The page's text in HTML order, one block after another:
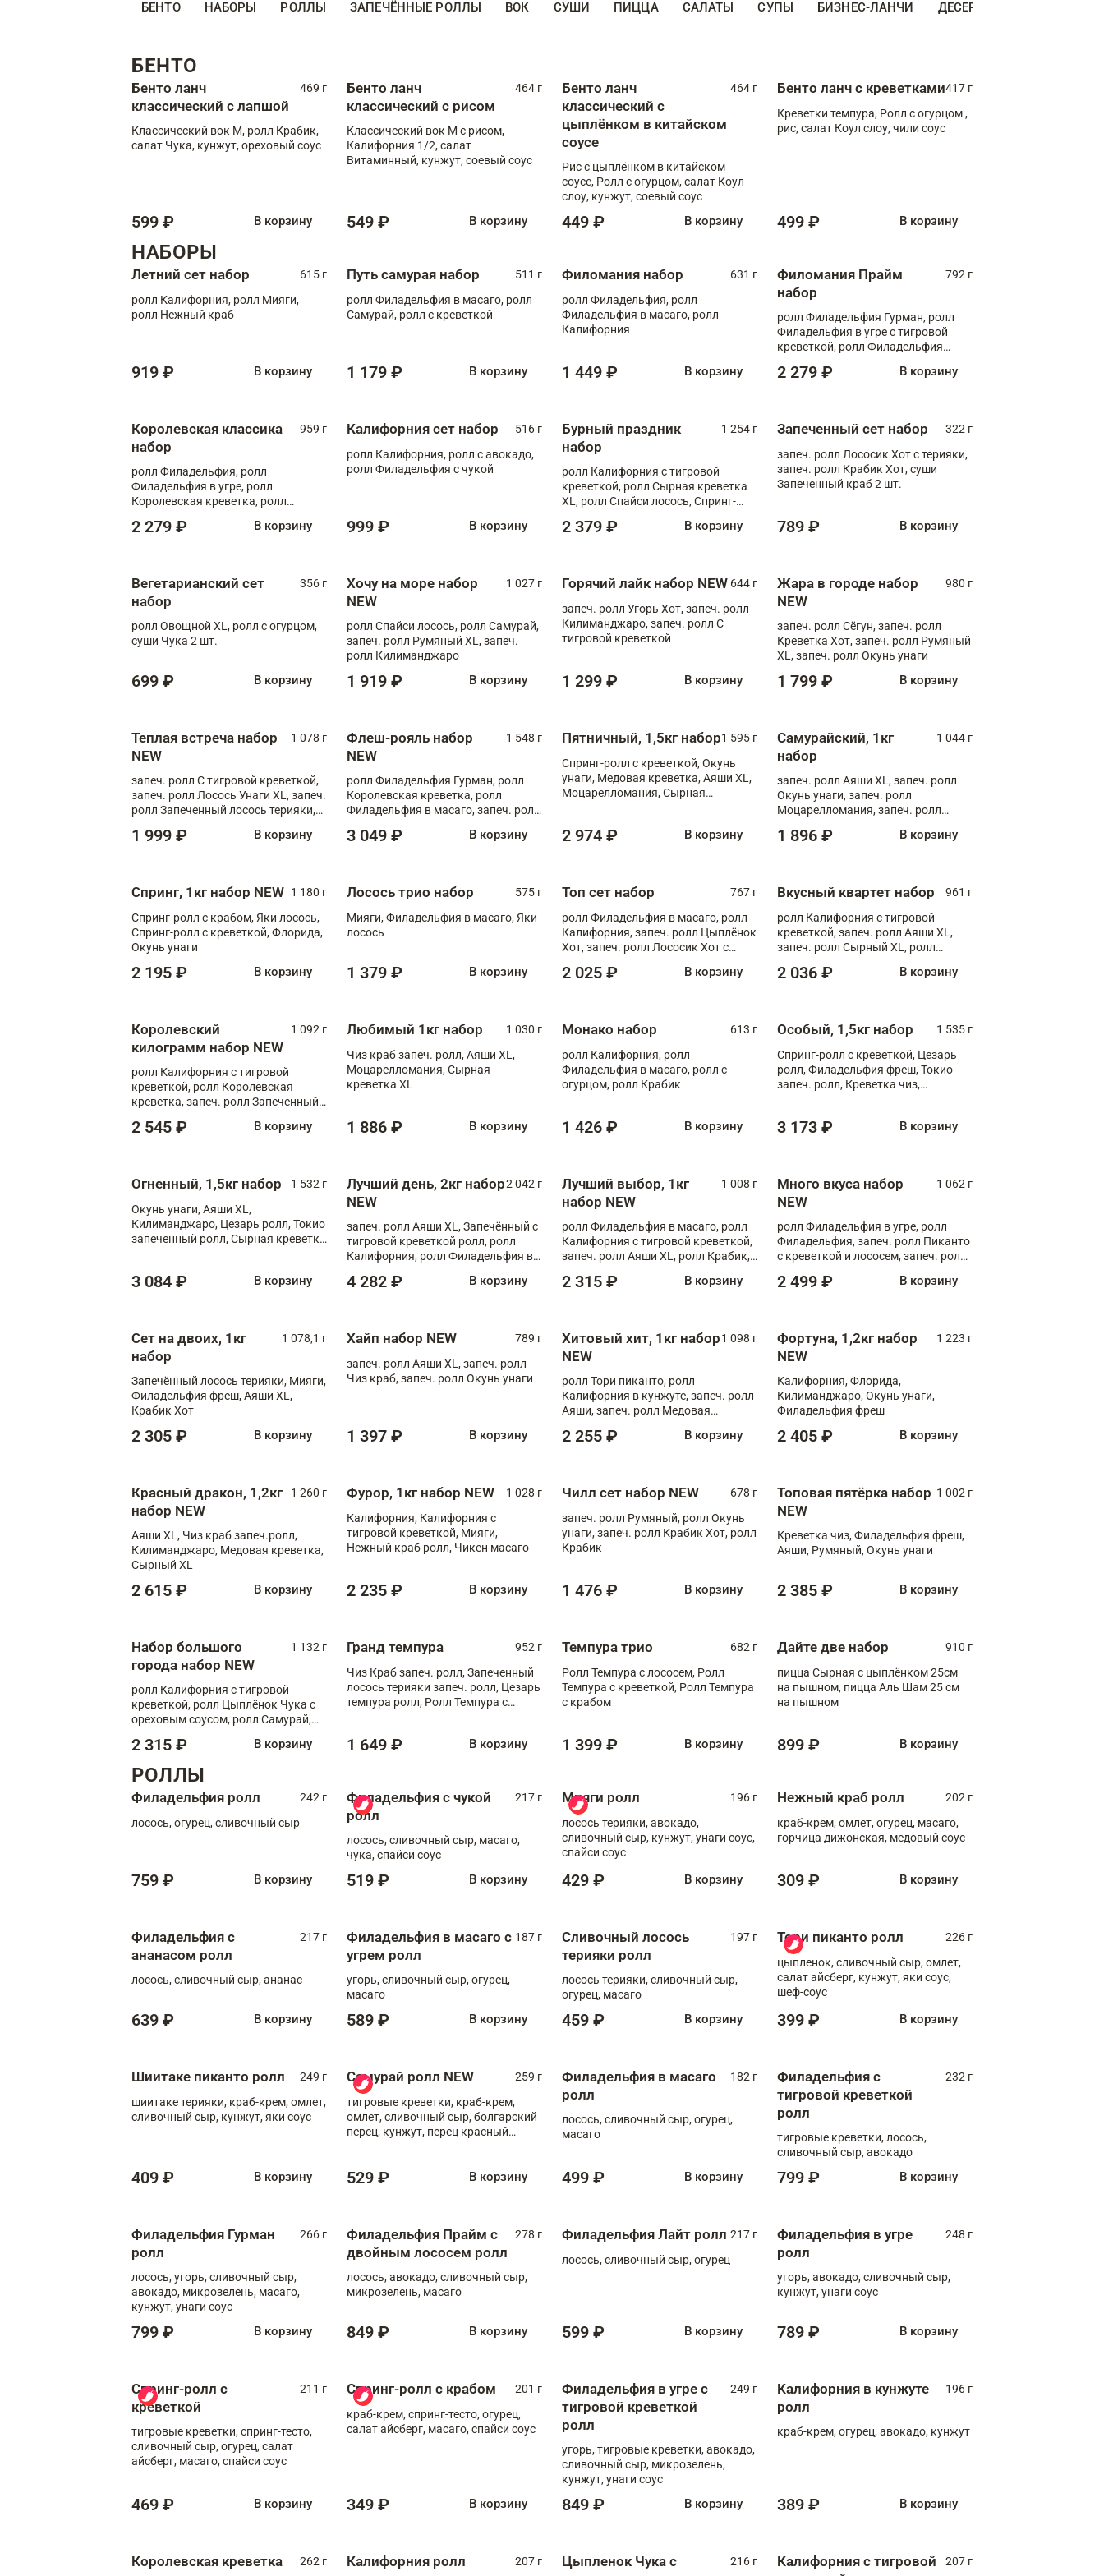
БЕНТО НАБОРЫ РОЛЛЫ ЗАПЕЧЁННЫЕ РОЛЛЫ ВОК СУШИ ПИЦЦА САЛАТЫ СУПЫ БИЗНЕС-ЛАНЧИ ДЕСЕРТЫ
БЕНТО
Бенто ланч
классический с лапшой
469 г
Классический вок М, ролл Крабик,
салат Чука, кунжут, ореховый соус
599 ₽ В корзину
Бенто ланч
классический с рисом
464 г
Классический вок М с рисом,
Калифорния 1/2, салат
Витаминный, кунжут, соевый соус
549 ₽ В корзину
Бенто ланч
классический с
цыплёнком в китайском
соусе
464 г
Рис с цыплёнком в китайском
соусе, Ролл с огурцом, салат Коул
слоу, кунжут, соевый соус
449 ₽ В корзину
Бенто ланч с креветками417 г
Креветки темпура, Ролл с огурцом ,
рис, салат Коул слоу, чили соус
499 ₽ В корзину
НАБОРЫ
Летний сет набор
615 г
ролл Калифорния, ролл Мияги,
ролл Нежный краб
919 ₽ В корзину
Путь самурая набор
511 г
ролл Филадельфия в масаго, ролл
Самурай, ролл с креветкой
1 179 ₽ В корзину
Филомания набор
631 г
ролл Филадельфия, ролл
Филадельфия в масаго, ролл
Калифорния
1 449 ₽ В корзину
Филомания Прайм
набор
792 г
ролл Филадельфия Гурман, ролл
Филадельфия в угре с тигровой
креветкой, ролл Филадельфия
2 279 ₽ В корзину
Королевская классика
набор
959 г
ролл Филадельфия, ролл
Филадельфия в угре, ролл
Королевская креветка, ролл
2 279 ₽ В корзину
Калифорния сет набор
516 г
ролл Калифорния, ролл с авокадо,
ролл Филадельфия с чукой
999 ₽ В корзину
Бурный праздник
набор
1 254 г
ролл Калифорния с тигровой
креветкой, ролл Сырная креветка
XL, ролл Спайси лосось, Спринг-
Медовая креветка
2 379 ₽ В корзину
Запеченный сет набор
322 г
запеч. ролл Лососик Хот с терияки,
запеч. ролл Крабик Хот, суши
Запеченный краб 2 шт.
789 ₽ В корзину
Вегетарианский сет
набор
356 г
ролл Овощной XL, ролл с огурцом,
суши Чука 2 шт.
699 ₽ В корзину
Хочу на море набор
NEW
1 027 г
ролл Спайси лосось, ролл Самурай,
запеч. ролл Румяный XL, запеч.
ролл Килиманджаро
1 919 ₽ В корзину
Горячий лайк набор NEW 644 г
запеч. ролл Угорь Хот, запеч. ролл
Килиманджаро, запеч. ролл С
тигровой креветкой
1 299 ₽ В корзину
Жара в городе набор
NEW
980 г
запеч. ролл Сёгун, запеч. ролл
Креветка Хот, запеч. ролл Румяный
XL, запеч. ролл Окунь унаги
1 799 ₽ В корзину
Теплая встреча набор
NEW
1 078 г
запеч. ролл С тигровой креветкой,
запеч. ролл Лосось Унаги XL, запеч.
ролл Запеченный лосось терияки,
1 999 ₽ В корзину
Флеш-рояль набор
NEW
1 548 г
ролл Филадельфия Гурман, ролл
Королевская креветка, ролл
Филадельфия в масаго, запеч. ролл
Тигровая креветка с моцареллой,
3 049 ₽ В корзину
Пятничный, 1,5кг набор1 595 г
Спринг-ролл с креветкой, Окунь
унаги, Медовая креветка, Аяши XL,
Моцарелломания, Сырная
2 974 ₽ В корзину
Самурайский, 1кг
набор
1 044 г
запеч. ролл Аяши XL, запеч. ролл
Окунь унаги, запеч. ролл
Моцарелломания, запеч. ролл
1 896 ₽ В корзину
Спринг, 1кг набор NEW 1 180 г
Спринг-ролл с крабом, Яки лосось,
Спринг-ролл с креветкой, Флорида,
Окунь унаги
2 195 ₽ В корзину
Лосось трио набор
575 г
Мияги, Филадельфия в масаго, Яки
лосось
1 379 ₽ В корзину
Топ сет набор
767 г
ролл Филадельфия в масаго, ролл
Калифорния, запеч. ролл Цыплёнок
Хот, запеч. ролл Лососик Хот с
2 025 ₽ В корзину
Вкусный квартет набор
961 г
ролл Калифорния с тигровой
креветкой, запеч. ролл Аяши XL,
запеч. ролл Сырный XL, ролл
2 036 ₽ В корзину
Королевский
килограмм набор NEW
1 092 г
ролл Калифорния с тигровой
креветкой, ролл Королевская
креветка, запеч. ролл Запеченный
XL, запеч. ролл Крабик Хот
2 545 ₽ В корзину
Любимый 1кг набор
1 030 г
Чиз краб запеч. ролл, Аяши XL,
Моцарелломания, Сырная
креветка XL
1 886 ₽ В корзину
Монако набор
613 г
ролл Калифорния, ролл
Филадельфия в масаго, ролл с
огурцом, ролл Крабик
1 426 ₽ В корзину
Особый, 1,5кг набор
1 535 г
Спринг-ролл с креветкой, Цезарь
ролл, Филадельфия фреш, Токио
запеч. ролл, Креветка чиз,
3 173 ₽ В корзину
Огненный, 1,5кг набор
1 532 г
Окунь унаги, Аяши XL,
Килиманджаро, Цезарь ролл, Токио
запеченный ролл, Сырная креветка
3 084 ₽ В корзину
Лучший день, 2кг набор
NEW
2 042 г
запеч. ролл Аяши XL, Запечённый с
тигровой креветкой ролл, ролл
Калифорния, ролл Филадельфия в
запеч. ролл Моцарелломания, ролл
4 282 ₽ В корзину
Лучший выбор, 1кг
набор NEW
1 008 г
ролл Филадельфия в масаго, ролл
Калифорния с тигровой креветкой,
запеч. ролл Аяши XL, ролл Крабик,
2 315 ₽ В корзину
Много вкуса набор
NEW
1 062 г
ролл Филадельфия в угре, ролл
Филадельфия, запеч. ролл Пиканто
с креветкой и лососем, запеч. ролл
2 499 ₽ В корзину
Сет на двоих, 1кг
набор
1 078,1 г
Запечённый лосось терияки, Мияги,
Филадельфия фреш, Аяши XL,
Крабик Хот
2 305 ₽ В корзину
Хайп набор NEW
789 г
запеч. ролл Аяши XL, запеч. ролл
Чиз краб, запеч. ролл Окунь унаги
1 397 ₽ В корзину
Хитовый хит, 1кг набор
NEW
1 098 г
ролл Тори пиканто, ролл
Калифорния в кунжуте, запеч. ролл
Аяши, запеч. ролл Медовая
чукой
2 255 ₽ В корзину
Фортуна, 1,2кг набор
NEW
1 223 г
Калифорния, Флорида,
Килиманджаро, Окунь унаги,
Филадельфия фреш
2 405 ₽ В корзину
Красный дракон, 1,2кг
набор NEW
1 260 г
Аяши XL, Чиз краб запеч.ролл,
Килиманджаро, Медовая креветка,
Сырный XL
2 615 ₽ В корзину
Фурор, 1кг набор NEW
1 028 г
Калифорния, Калифорния с
тигровой креветкой, Мияги,
Нежный краб ролл, Чикен масаго
2 235 ₽ В корзину
Чилл сет набор NEW
678 г
запеч. ролл Румяный, ролл Окунь
унаги, запеч. ролл Крабик Хот, ролл
Крабик
1 476 ₽ В корзину
Топовая пятёрка набор
NEW
1 002 г
Креветка чиз, Филадельфия фреш,
Аяши, Румяный, Окунь унаги
2 385 ₽ В корзину
Набор большого
города набор NEW
1 132 г
ролл Калифорния с тигровой
креветкой, ролл Цыплёнок Чука с
ореховым соусом, ролл Самурай,
ролл с крабом
2 315 ₽ В корзину
Гранд темпура
952 г
Чиз Краб запеч. ролл, Запеченный
лосось терияки запеч. ролл, Цезарь
темпура ролл, Ролл Темпура с
1 649 ₽ В корзину
Темпура трио
682 г
Ролл Темпура с лососем, Ролл
Темпура с креветкой, Ролл Темпура
с крабом
1 399 ₽ В корзину
Дайте две набор
910 г
пицца Сырная с цыплёнком 25см
на пышном, пицца Аль Шам 25 см
на пышном
899 ₽ В корзину
РОЛЛЫ
Филадельфия ролл
242 г
лосось, огурец, сливочный сыр
759 ₽ В корзину
Филадельфия с чукой
ролл
217 г
лосось, сливочный сыр, масаго,
чука, спайси соус
519 ₽ В корзину
Мияги ролл
196 г
лосось терияки, авокадо,
сливочный сыр, кунжут, унаги соус,
спайси соус
429 ₽ В корзину
Нежный краб ролл
202 г
краб-крем, омлет, огурец, масаго,
горчица дижонская, медовый соус
309 ₽ В корзину
Филадельфия с
ананасом ролл
217 г
лосось, сливочный сыр, ананас
639 ₽ В корзину
Филадельфия в масаго с
угрем ролл
187 г
угорь, сливочный сыр, огурец,
масаго
589 ₽ В корзину
Сливочный лосось
терияки ролл
197 г
лосось терияки, сливочный сыр,
огурец, масаго
459 ₽ В корзину
Тори пиканто ролл
226 г
цыпленок, сливочный сыр, омлет,
салат айсберг, кунжут, яки соус,
шеф-соус
399 ₽ В корзину
Шиитаке пиканто ролл
249 г
шиитаке терияки, краб-крем, омлет,
сливочный сыр, кунжут, яки соус
409 ₽ В корзину
Самурай ролл NEW
259 г
тигровые креветки, краб-крем,
омлет, сливочный сыр, болгарский
перец, кунжут, перец красный
529 ₽ В корзину
Филадельфия в масаго
ролл
182 г
лосось, сливочный сыр, огурец,
масаго
499 ₽ В корзину
Филадельфия с
тигровой креветкой
ролл
232 г
тигровые креветки, лосось,
сливочный сыр, авокадо
799 ₽ В корзину
Филадельфия Гурман
ролл
266 г
лосось, угорь, сливочный сыр,
авокадо, микрозелень, масаго,
кунжут, унаги соус
799 ₽ В корзину
Филадельфия Прайм с
двойным лососем ролл
278 г
лосось, авокадо, сливочный сыр,
микрозелень, масаго
849 ₽ В корзину
Филадельфия Лайт ролл 217 г
лосось, сливочный сыр, огурец
599 ₽ В корзину
Филадельфия в угре
ролл
248 г
угорь, авокадо, сливочный сыр,
кунжут, унаги соус
789 ₽ В корзину
Спринг-ролл с
креветкой
211 г
тигровые креветки, спринг-тесто,
сливочный сыр, огурец, салат
айсберг, масаго, спайси соус
469 ₽ В корзину
Спринг-ролл с крабом
201 г
краб-крем, спринг-тесто, огурец,
салат айсберг, масаго, спайси соус
349 ₽ В корзину
Филадельфия в угре с
тигровой креветкой
ролл
249 г
угорь, тигровые креветки, авокадо,
сливочный сыр, микрозелень,
кунжут, унаги соус
849 ₽ В корзину
Калифорния в кунжуте
ролл
196 г
краб-крем, огурец, авокадо, кунжут
389 ₽ В корзину
Королевская креветка
262 г Калифорния ролл 207 г
Цыпленок Чука с
216 г
Калифорния с тигровой
207 г